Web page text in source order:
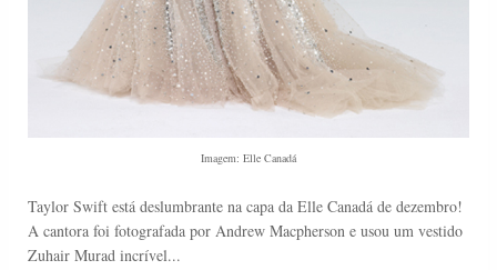
Imagem: Elle Canadá
Taylor Swift está deslumbrante na capa da Elle Canadá de dezembro!
A cantorafoi fotografada por Andrew Macpherson eusou um vestido
Zuhair Murad incrível...